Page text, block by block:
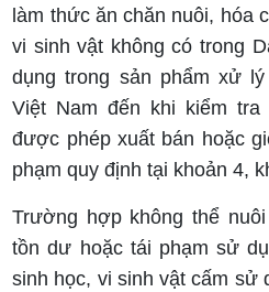
làm thức ăn chăn nuôi, hóa
vi sinh vật không có trong
dụng trong sản phẩm xử
Việt Nam đến khi kiểm
được phép xuất bán hoặc
phạm quy định tại khoản 4,
Trường hợp không thể
tồn dư hoặc tái phạm sử
sinh học, vi sinh vật cấm sử